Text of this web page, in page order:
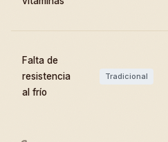
Falta de
resistencia
al frío
Tradicional